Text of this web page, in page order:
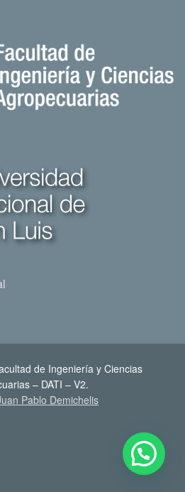
de Ingeniería y Ciencias
– DATI – V2.
Pablo Demichelis